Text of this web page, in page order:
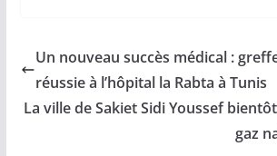
Un nouveau succès médical :
réussie à l’hôpital la Rabta à Tunis
La ville de Sakiet Sidi Youssef
gaz